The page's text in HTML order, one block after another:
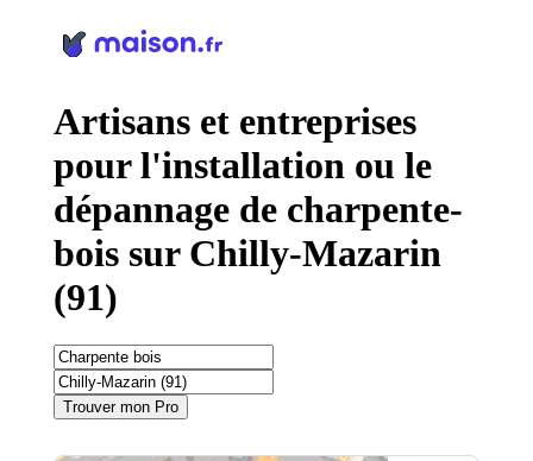
Artisans et entreprises
pour l'installation ou le
dépannage de charpente-
bois sur Chilly-Mazarin
(91)
Trouver mon Pro